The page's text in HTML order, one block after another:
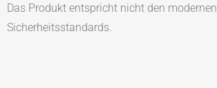
Das Produkt entspricht nicht den modernen
Sicherheitsstandards.